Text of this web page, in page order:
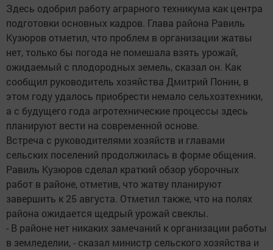
Здесь одобрил работу аграрного техникума как центра
подготовки основных кадров. Глава района Равиль
Кузюров отметил, что проблем в организации жатвы
нет, только бы погода не помешала взять урожай,
ожидаемый с плодородных земель, сказал он. Как
сообщил руководитель хозяйства Дмитрий Понин, в
этом году удалось приобрести немало сельхозтехники,
а с будущего года агротехнические процессы здесь
планируют вести на современной основе.
Встреча с руководителями хозяйств и главами
сельских поселений продолжилась в форме общения.
Равиль Кузюров сделал краткий обзор уборочных
работ в районе, отметив, что жатву планируют
завершить к 25 августа. Отметил также, что на полях
района ожидается щедрый урожай свеклы.
- В районе нет никаких замечаний к организации работы
в земледелии, - сказал министр сельского хозяйства и